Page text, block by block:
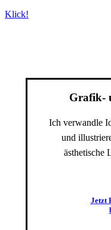
Klick!
Grafik-
Ich verwandle
und
ästhetische
Jetzt